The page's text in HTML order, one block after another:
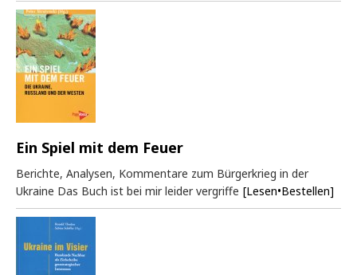
Ein Spiel mit dem Feuer
Berichte, Analysen, Kommentare zum Bürgerkrieg in der
Ukraine Das Buch ist bei mir leider vergriffe [Lesen•Bestellen]